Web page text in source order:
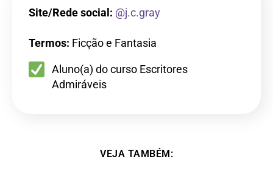
Site/Rede social: @j.c.gray
Termos: Ficção e Fantasia
Aluno(a) do curso Escritores
Admiráveis
VEJA TAMBÉM: